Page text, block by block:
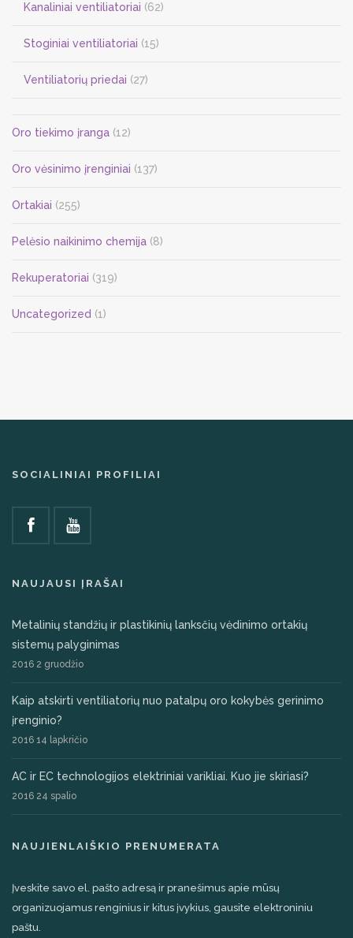
Kanaliniai ventiliatoriai (62)
Stoginiai ventiliatoriai (15)
Ventiliatorių priedai (27)
Oro tiekimo įranga (12)
Oro vėsinimo įrenginiai (137)
Ortakiai (255)
Pelėsio naikinimo chemija (8)
Rekuperatoriai (319)
Uncategorized (1)
SOCIALINIAI PROFILIAI
NAUJAUSI ĮRAŠAI
Metalinių standžių ir plastikinių lanksčių vėdinimo ortakių
sistemų palyginimas
2016 2 gruodžio
Kaip atskirti ventiliatorių nuo patalpų oro kokybės gerinimo
įrenginio?
2016 14 lapkričio
AC ir EC technologijos elektriniai varikliai. Kuo jie skiriasi?
2016 24 spalio
NAUJIENLAIŠKIO PRENUMERATA
Įveskite savo el. pašto adresą ir pranešimus apie mūsų
organizuojamus renginius ir kitus įvykius, gausite elektroniniu
paštu.